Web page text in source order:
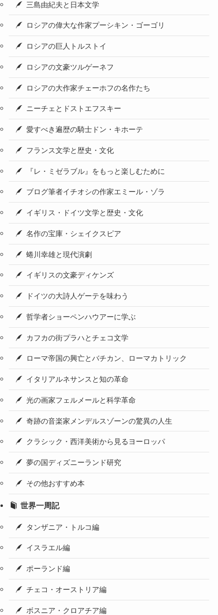
三島由紀夫と日本文学
ロシアの偉大な作家プーシキン・ゴーゴリ
ロシアの巨人トルストイ
ロシアの文豪ツルゲーネフ
ロシアの大作家チェーホフの名作たち
ニーチェとドストエフスキー
愛すべき遍歴の騎士ドン・キホーテ
フランス文学と歴史・文化
『レ・ミゼラブル』をもっと楽しむために
ブログ筆者イチオシの作家エミール・ゾラ
イギリス・ドイツ文学と歴史・文化
名作の宝庫・シェイクスピア
蜷川幸雄と現代演劇
イギリスの文豪ディケンズ
ドイツの大詩人ゲーテを味わう
哲学者ショーペンハウアーに学ぶ
カフカの街プラハとチェコ文学
ローマ帝国の興亡とバチカン、ローマカトリック
イタリアルネサンスと知の革命
光の画家フェルメールと科学革命
奇跡の音楽家メンデルスゾーンの驚異の人生
クラシック・西洋美術から見るヨーロッパ
夢の国ディズニーランド研究
その他おすすめ本
世界一周記
タンザニア・トルコ編
イスラエル編
ポーランド編
チェコ・オーストリア編
ボスニア・クロアチア編